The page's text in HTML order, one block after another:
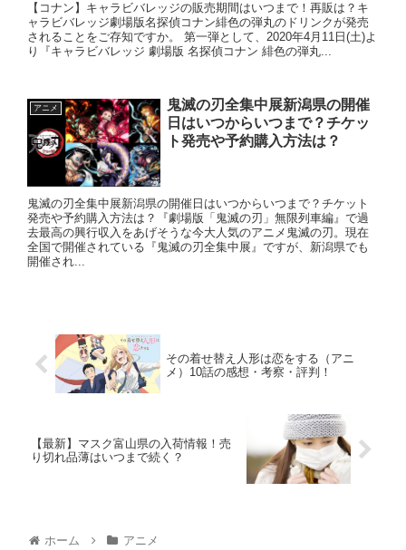
【コナン】キャラビバレッジの販売期間はいつまで！再販は？キ
ャラビバレッジ劇場版名探偵コナン緋色の弾丸のドリンクが発売
されることをご存知ですか。 第一弾として、2020年4月11日(土)よ
り『キャラビバレッジ 劇場版 名探偵コナン 緋色の弾丸...
アニメ
鬼滅の刃全集中展新潟県の開催
日はいつからいつまで？チケッ
ト発売や予約購入方法は？
鬼滅の刃全集中展新潟県の開催日はいつからいつまで？チケット
発売や予約購入方法は？『劇場版「鬼滅の刃」無限列車編』で過
去最高の興行収入をあげそうな今大人気のアニメ鬼滅の刃。現在
全国で開催されている『鬼滅の刃全集中展』ですが、新潟県でも
開催され...
その着せ替え人形は恋をする（アニ
メ）10話の感想・考察・評判！
【最新】マスク富山県の入荷情報！売
り切れ品薄はいつまで続く？
ホーム アニメ